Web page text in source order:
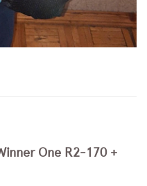
One R2-170 +